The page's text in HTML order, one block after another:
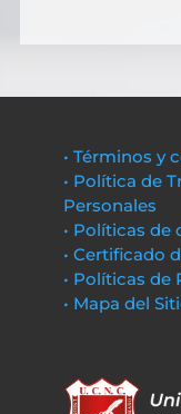
• Términos y
• Política de
Personales
• Políticas de
• Certificado
• Políticas de
• Mapa del